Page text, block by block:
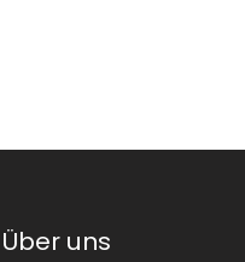
Über uns